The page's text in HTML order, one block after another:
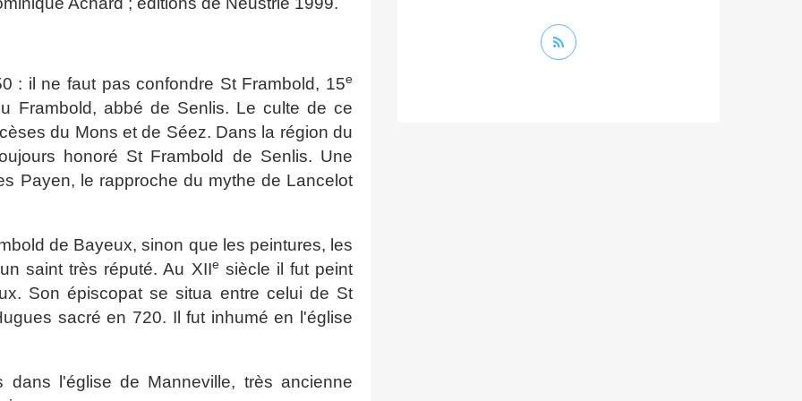
: il ne faut pas confondre St Frambold, 15e
Frambold, abbé de Senlis. Le culte de ce
du Mons et de Séez. Dans la région du
honoré St Frambold de Senlis. Une
Payen, le rapproche du mythe de Lancelot
de Bayeux, sinon que les peintures, les
saint très réputé. Au XIIesiècle il fut peint
Son épiscopat se situa entre celui de St
sacré en 720. Il fut inhumé en l'église
l'église de Manneville, très ancienne